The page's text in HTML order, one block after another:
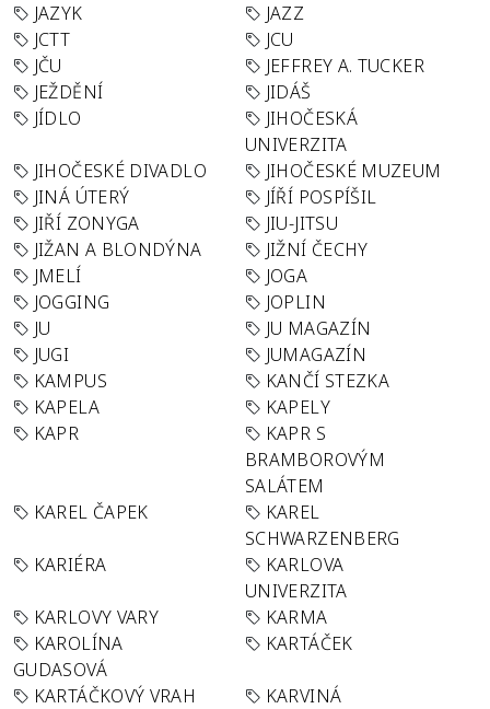
JAZYK
JAZZ
JCTT
JCU
JČU
JEFFREY A. TUCKER
JEŽDĚNÍ
JIDÁŠ
JÍDLO
JIHOČESKÁ
UNIVERZITA
JIHOČESKÉ DIVADLO
JIHOČESKÉ MUZEUM
JINÁ ÚTERÝ
JÍŘÍ POSPÍŠIL
JIŘÍ ZONYGA
JIU-JITSU
JIŽAN A BLONDÝNA
JIŽNÍ ČECHY
JMELÍ
JOGA
JOGGING
JOPLIN
JU
JU MAGAZÍN
JUGI
JUMAGAZÍN
KAMPUS
KANČÍ STEZKA
KAPELA
KAPELY
KAPR
KAPR S
BRAMBOROVÝM
SALÁTEM
KAREL ČAPEK
KAREL
SCHWARZENBERG
KARIÉRA
KARLOVA
UNIVERZITA
KARLOVY VARY
KARMA
KAROLÍNA
GUDASOVÁ
KARTÁČEK
KARTÁČKOVÝ VRAH
KARVINÁ